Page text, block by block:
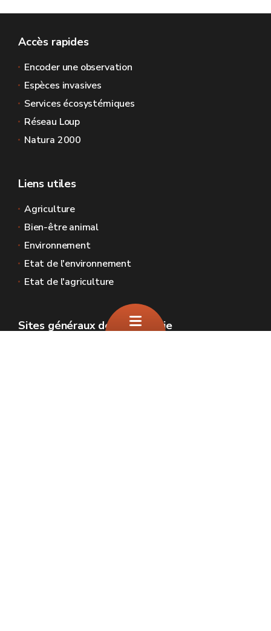
Accès rapides
Encoder une observation
Espèces invasives
Services écosystémiques
Réseau Loup
Natura 2000
Liens utiles
Agriculture
Bien-être animal
Environnement
Etat de l'environnement
Etat de l'agriculture
Sites généraux de la Wallonie